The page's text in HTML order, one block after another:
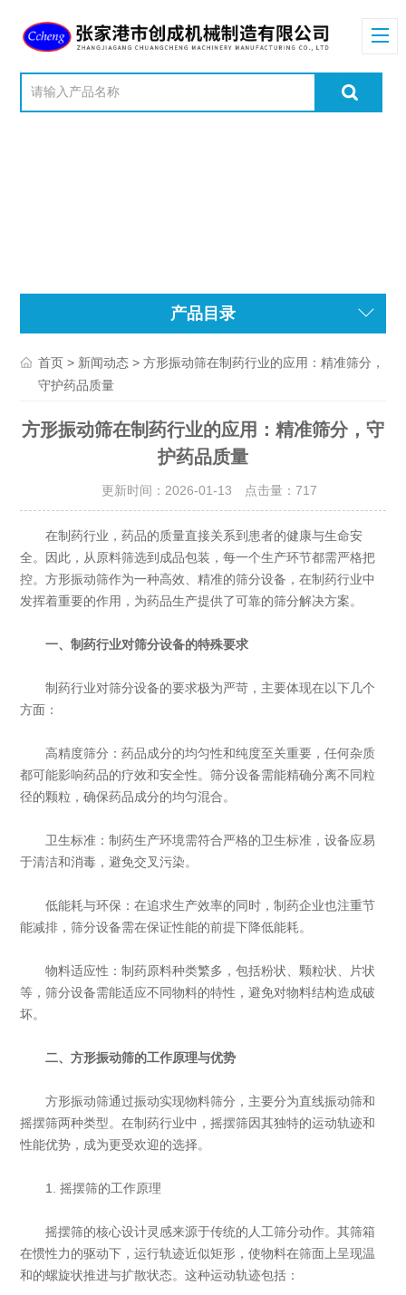
产品目录
首页 > 新闻动态 > 方形振动筛在制药行业的应用：精准筛分，
守护药品质量
方形振动筛在制药行业的应用：精准筛分，守
护药品质量
更新时间：2026-01-13 点击量： 717
在制药行业，药品的质量直接关系到患者的健康与生命安
全。因此，从原料筛选到成品包装，每一个生产环节都需严格把
控。方形振动筛作为一种高效、精准的筛分设备，在制药行业中
发挥着重要的作用，为药品生产提供了可靠的筛分解决方案。
一、制药行业对筛分设备的特殊要求
制药行业对筛分设备的要求极为严苛，主要体现在以下几个
方面：
‌高精度筛分‌：药品成分的均匀性和纯度至关重要，任何杂质
都可能影响药品的疗效和安全性。筛分设备需能精确分离不同粒
径的颗粒，确保药品成分的均匀混合。
‌卫生标准‌：制药生产环境需符合严格的卫生标准，设备应易
于清洁和消毒，避免交叉污染。
‌低能耗与环保‌：在追求生产效率的同时，制药企业也注重节
能减排，筛分设备需在保证性能的前提下降低能耗。
‌物料适应性‌：制药原料种类繁多，包括粉状、颗粒状、片状
等，筛分设备需能适应不同物料的特性，避免对物料结构造成破
坏。
二、方形振动筛的工作原理与优势
方形振动筛通过振动实现物料筛分，主要分为直线振动筛和
摇摆筛两种类型。在制药行业中，摇摆筛因其独特的运动轨迹和
性能优势，成为更受欢迎的选择。
1. 摇摆筛的工作原理
摇摆筛的核心设计灵感来源于传统的人工筛分动作。其筛箱
在惯性力的驱动下，运行轨迹近似矩形，使物料在筛面上呈现温
和的螺旋状推进与扩散状态。这种运动轨迹包括：